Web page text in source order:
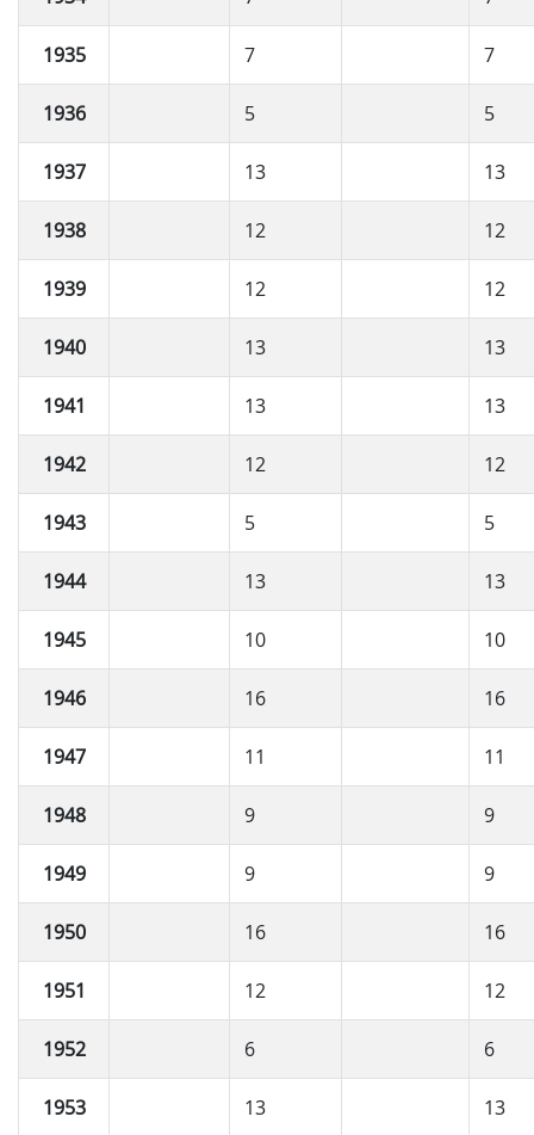
1935 7 7
1936 5 5
1937 13 13
1938 12 12
1939 12 12
1940 13 13
1941 13 13
1942 12 12
1943 5 5
1944 13 13
1945 10 10
1946 16 16
1947 11 11
1948 9 9
1949 9 9
1950 16 16
1951 12 12
1952 6 6
1953 13 13